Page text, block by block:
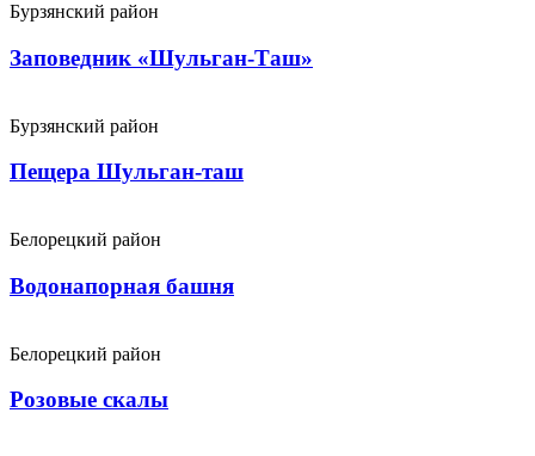
Бурзянский район
Заповедник «Шульган-Таш»
Бурзянский район
Пещера Шульган-таш
Белорецкий район
Водонапорная башня
Белорецкий район
Розовые скалы